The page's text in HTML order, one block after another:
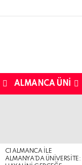
ALMANCA ÜNI
C1 ALMANCA ILE
ALMANYA’DA ÜNIVERSITE: